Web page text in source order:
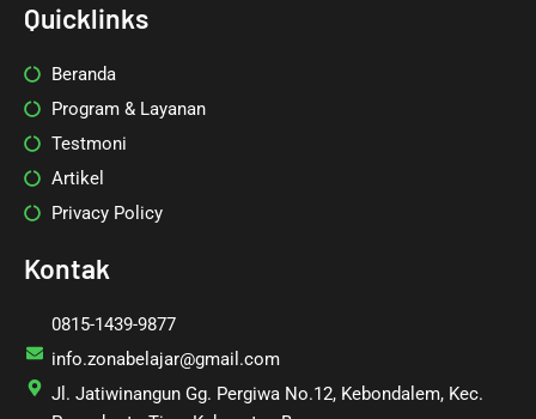
a
m
Quicklinks
Beranda
Program & Layanan
Testmoni
Artikel
Privacy Policy
Kontak
0815-1439-9877
info.zonabelajar@gmail.com
Jl. Jatiwinangun Gg. Pergiwa No.12, Kebondalem, Kec.